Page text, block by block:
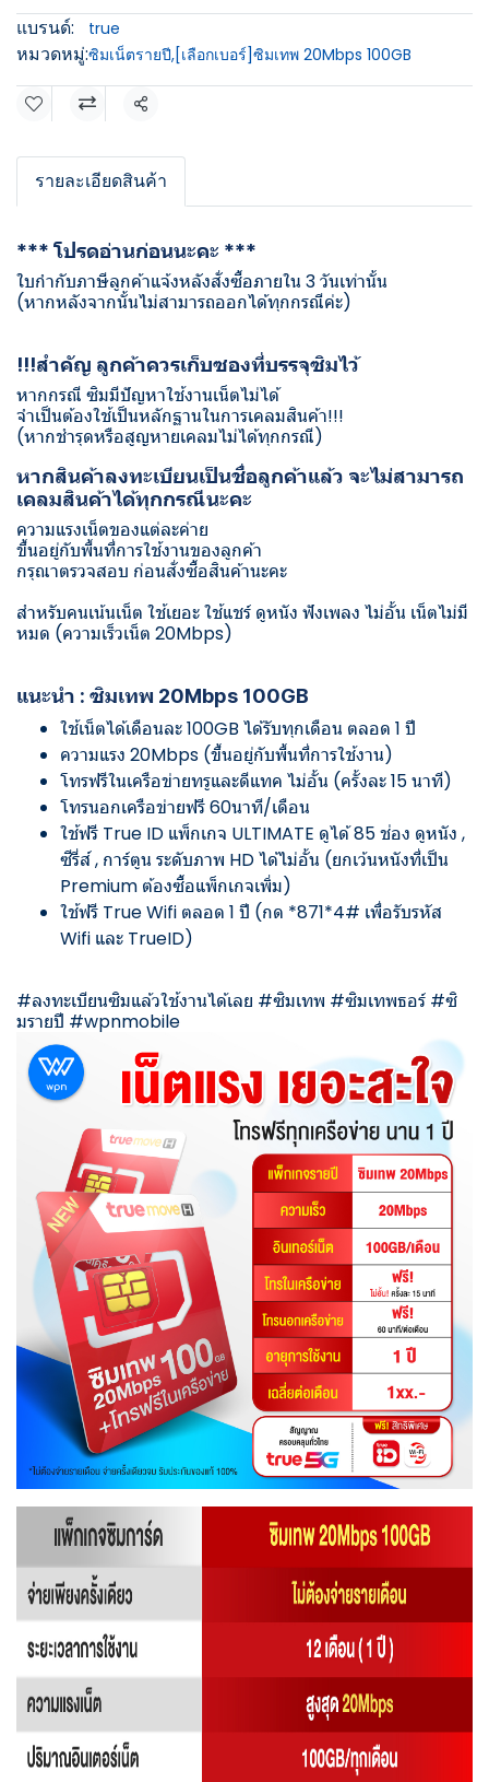
แบรนด์:
true
หมวดหมู่:ซิมเน็ตรายปี,[เลือกเบอร์]ซิมเทพ 20Mbps 100GB
แชร์
รายละเอียดสินค้า
*** โปรดอ่านก่อนนะคะ ***
ใบกำกับภาษีลูกค้าแจ้งหลังสั่งซื้อภายใน 3 วันเท่านั้น
(หากหลังจากนั้นไม่สามารถออกได้ทุกกรณีค่ะ)
!!!สำคัญ ลูกค้าควรเก็บซองที่บรรจุซิมไว้
หากกรณี ซิมมีปัญหาใช้งานเน็ตไม่ได้
จำเป็นต้องใช้เป็นหลักฐานในการเคลมสินค้า!!!
(หากชำรุดหรือสูญหายเคลมไม่ได้ทุกกรณี)
หากสินค้าลงทะเบียนเป็นชื่อลูกค้าแล้ว จะไม่สามารถ
เคลมสินค้าได้ทุกกรณีนะคะ
ความแรงเน็ตของแต่ละค่าย
ขึ้นอยู่กับพื้นที่การใช้งานของลูกค้า
กรุณาตรวจสอบ ก่อนสั่งซื้อสินค้านะคะ
สำหรับคนเน้นเน็ต ใช้เยอะ ใช้แชร์ ดูหนัง ฟังเพลง ไม่อั้น เน็ตไม่มี
หมด (ความเร็วเน็ต 20Mbps)
แนะนำ : ซิมเทพ 20Mbps 100GB
ใช้เน็ตได้เดือนละ 100GB ได้รับทุกเดือน ตลอด 1 ปี
ความแรง 20Mbps (ขึ้นอยู่กับพื้นที่การใช้งาน)
โทรฟรีในเครือข่ายทรูและดีแทค ไม่อั้น (ครั้งละ 15 นาที)
โทรนอกเครือข่ายฟรี 60นาที/เดือน
ใช้ฟรี True ID แพ็กเกจ ULTIMATE ดูได้ 85 ช่อง ดูหนัง ,
ซีรี่ส์ , การ์ตูน ระดับภาพ HD ได้ไม่อั้น (ยกเว้นหนังที่เป็น
Premium ต้องซื้อแพ็กเกจเพิ่ม)
ใช้ฟรี True Wifi ตลอด 1 ปี (กด *871*4# เพื่อรับรหัส
Wifi และ TrueID)
#ลงทะเบียนซิมแล้วใช้งานได้เลย #ซิมเทพ #ซิมเทพธอร์ #ซิ
มรายปี #wpnmobile